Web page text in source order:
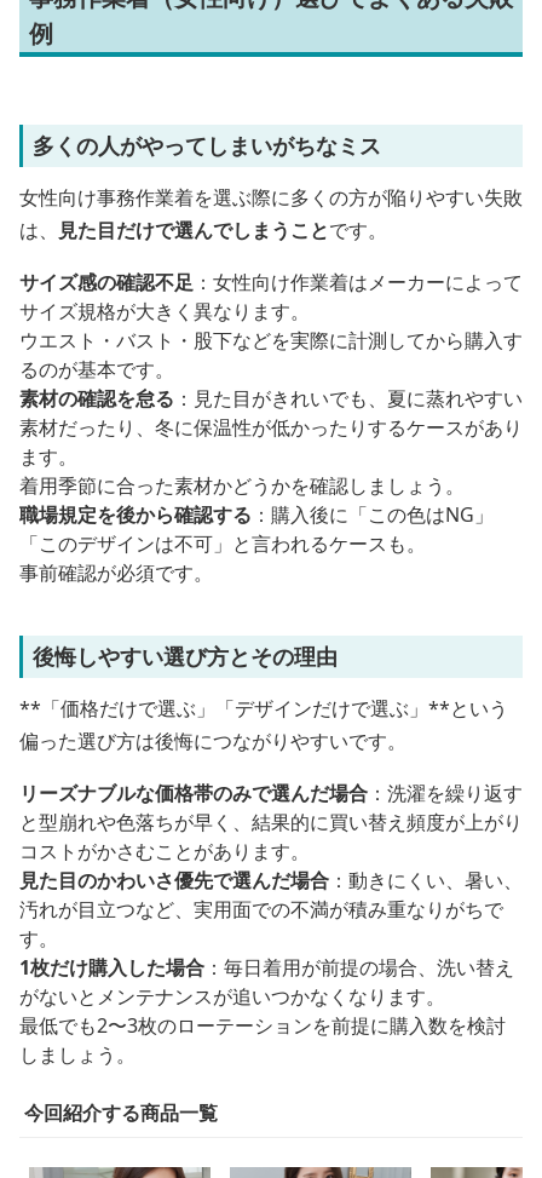
例
多くの人がやってしまいがちなミス
女性向け事務作業着を選ぶ際に多くの方が陥りやすい失敗
は、
見た目だけで選んでしまうことです。
サイズ感の確認不足 ：女性向け作業着はメーカーによって
サイズ規格が大きく異なります。
ウエスト・バスト・股下などを実際に計測してから購入す
るのが基本です。
素材の確認を怠る ：見た目がきれいでも、夏に蒸れやすい
素材だったり、冬に保温性が低かったりするケースがあり
ます。
着用季節に合った素材かどうかを確認しましょう。
職場規定を後から確認する ：購入後に「この色はNG」
「このデザインは不可」と言われるケースも。
事前確認が必須です。
後悔しやすい選び方とその理由
**「価格だけで選ぶ」「デザインだけで選ぶ」**という
偏った選び方は後悔につながりやすいです。
リーズナブルな価格帯のみで選んだ場合 ：洗濯を繰り返す
と型崩れや色落ちが早く、結果的に買い替え頻度が上がり
コストがかさむことがあります。
見た目のかわいさ優先で選んだ場合 ：動きにくい、暑い、
汚れが目立つなど、実用面での不満が積み重なりがちで
す。
1枚だけ購入した場合 ：毎日着用が前提の場合、洗い替え
がないとメンテナンスが追いつかなくなります。
最低でも2〜3枚のローテーションを前提に購入数を検討
しましょう。
今回紹介する商品一覧